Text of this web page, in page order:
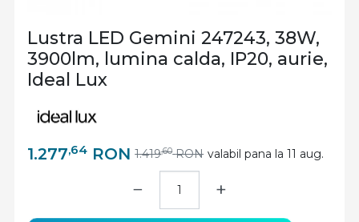
Lustra LED Gemini 247243, 38W,
3900lm, lumina calda, IP20, aurie,
Ideal Lux
1.277,64 RON 1.419,60 RON valabil pana la 11 aug.
− +